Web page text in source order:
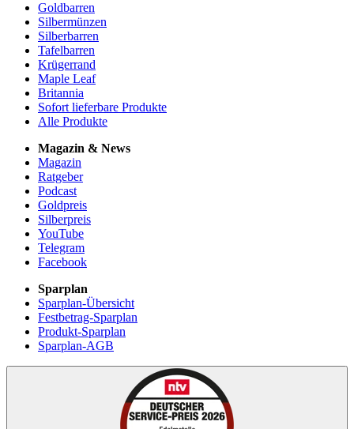
Goldbarren
Silbermünzen
Silberbarren
Tafelbarren
Krügerrand
Maple Leaf
Britannia
Sofort lieferbare Produkte
Alle Produkte
Magazin & News
Magazin
Ratgeber
Podcast
Goldpreis
Silberpreis
YouTube
Telegram
Facebook
Sparplan
Sparplan-Übersicht
Festbetrag-Sparplan
Produkt-Sparplan
Sparplan-AGB